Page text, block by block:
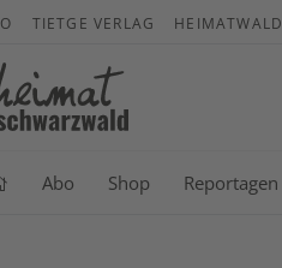
TIETGE VERLAG HEIMATWALD
Abo Shop Reportagen